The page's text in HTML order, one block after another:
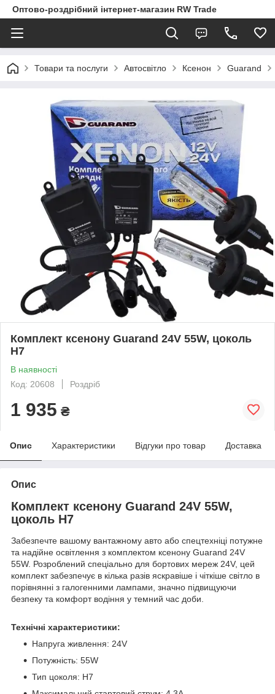
Оптово-роздрібний інтернет-магазин RW Trade
Товари та послуги Автосвітло Ксенон Guarand
Комплект ксенону Guarand 24V 55W, цоколь
H7
В наявності
Код: 20608
Роздріб
1 935 ₴
Опис Характеристики Відгуки про товар Доставка
Опис
Комплект ксенону Guarand 24V 55W,
цоколь H7
Забезпечте вашому вантажному авто або спецтехніці потужне
та надійне освітлення з комплектом ксенону Guarand 24V
55W. Розроблений спеціально для бортових мереж 24V, цей
комплект забезпечує в кілька разів яскравіше і чіткіше світло в
порівнянні з галогенними лампами, значно підвищуючи
безпеку та комфорт водіння у темний час доби.
Технічні характеристики:
Напруга живлення: 24V
Потужність: 55W
Тип цоколя: Н7